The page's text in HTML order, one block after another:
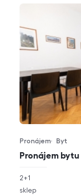
Pronájem bytu
Typ nabídky
Pronájem
Typ nemovitosti
Byt
rozměry
2+1
funkce
sklep